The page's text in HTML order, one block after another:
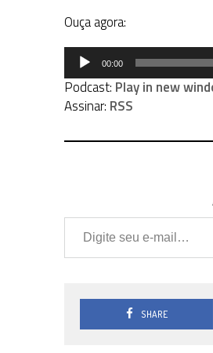
Ouça agora:
Tocador
áudio
00:00
Podcast: Play in new
Assinar: RSS
Digite seu e-mail…
SHARE